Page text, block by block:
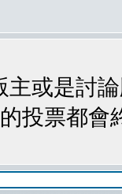
或是討
投票都